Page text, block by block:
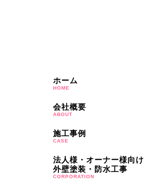
ホーム
HOME
会社概要
ABOUT
施工事例
CASE
法人様・オーナー様向け
外壁塗装・防水工事
CORPORATION